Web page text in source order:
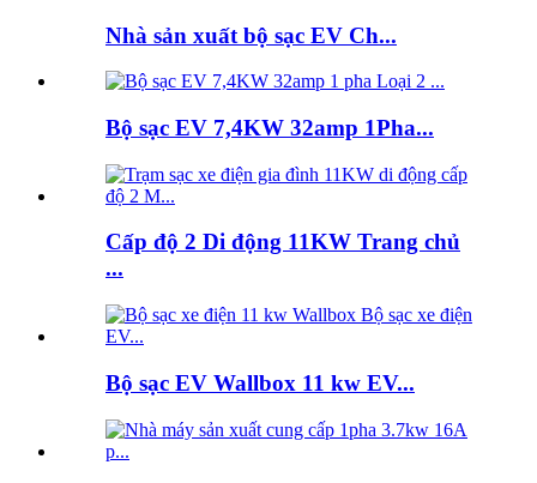
Nhà sản xuất bộ sạc EV Ch...
Bộ sạc EV 7,4KW 32amp 1Pha...
Cấp độ 2 Di động 11KW Trang chủ
...
Bộ sạc EV Wallbox 11 kw EV...